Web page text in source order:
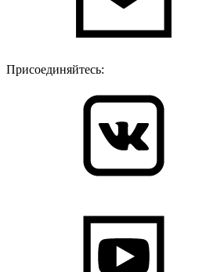
Присоединяйтесь: